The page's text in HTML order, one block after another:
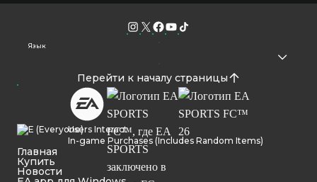
Язык
Перейти к началу страницы
Users Interact
In-game Purchases (Includes Random Items)
Главная
Купить
Новости